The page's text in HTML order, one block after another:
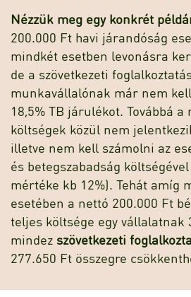
Nézzük meg egy konkrét
200.000 Ft havi járandóság
mindkét esetben levonásra
de a szövetkezeti
munkavállalónak már nem
18,5% TB járulékot. Továbbá
költségek közül nem
illetve nem kell számolni az
és betegszabadság
mértéke kb 12%). Tehát amíg
esetében a nettó 200.000 Ft
teljes költsége egy vállalatnak
mindez szövetkezeti
277.650 Ft összegre